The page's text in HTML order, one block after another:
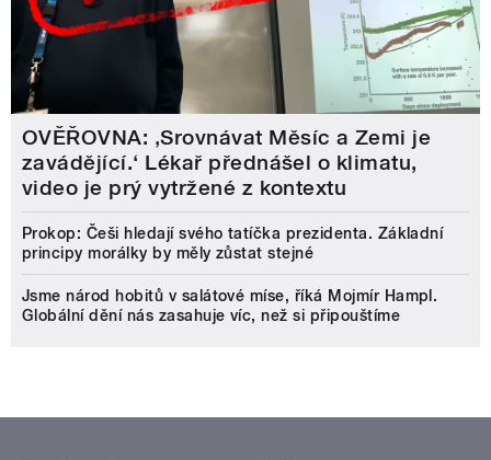
OVĚŘOVNA: ‚Srovnávat Měsíc a Zemi je
zavádějící.‘ Lékař přednášel o klimatu,
video je prý vytržené z kontextu
Prokop: Češi hledají svého tatíčka prezidenta. Základní
principy morálky by měly zůstat stejné
Jsme národ hobitů v salátové míse, říká Mojmír Hampl.
Globální dění nás zasahuje víc, než si připouštíme